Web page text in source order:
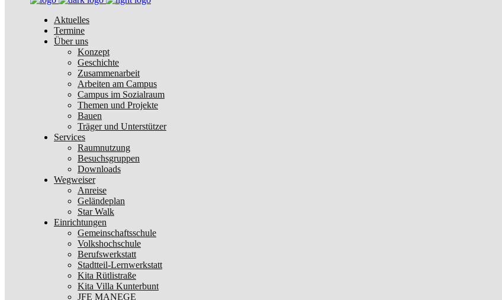
Aktuelles
Termine
Über uns
Konzept
Geschichte
Zusammenarbeit
Arbeiten am Campus
Campus im Sozialraum
Themen und Projekte
Bauen
Träger und Unterstützer
Services
Raumnutzung
Besuchsgruppen
Downloads
Wegweiser
Anreise
Geländeplan
Star Walk
Einrichtungen
Gemeinschaftsschule
Volkshochschule
Berufswerkstatt
Stadtteil-Lernwerkstatt
Kita Rütlistraße
Kita Villa Kunterbunt
JFE MANEGE